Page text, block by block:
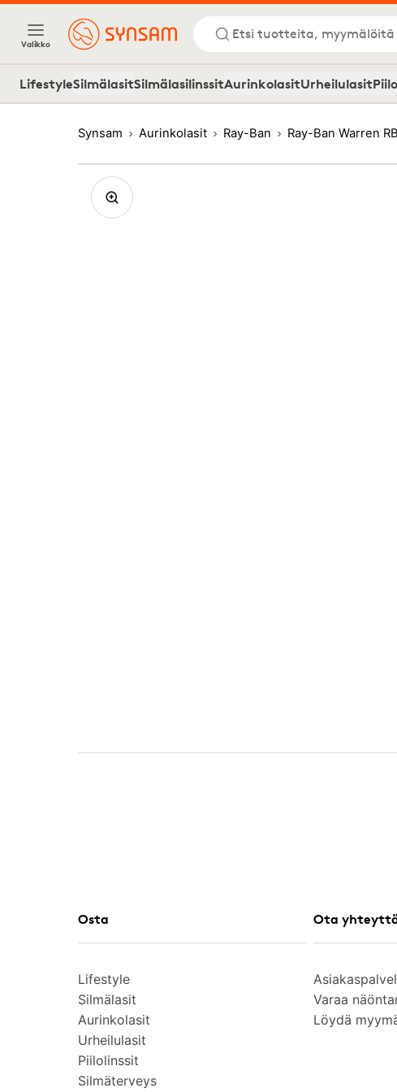
Valikko
Etsi tuotteita,
LifestyleSilmälasitSilmälasilinssitAurinkolasitUrheilulasit
Synsam Aurinkolasit Ray-Ban Ray-Ban Warren
Osta
Lifestyle
Silmälasit
Aurinkolasit
Urheilulasit
Piilolinssit
Silmäterveys
Ota
Varaa
Löydä